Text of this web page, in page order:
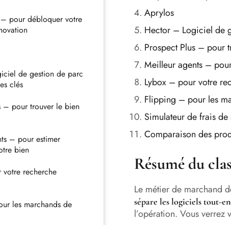
pour débloquer votre
de gestion de parc
clés
– pour trouver le bien
– pour estimer
bien
recherche
les marchands de
Aprylos
Hector – Logiciel de
Prospect Plus – pour
Meilleur agents –
Lybox – pour votre
Flipping – pour les
Simulateur de frais
Comparaison des
Résumé du
Le métier de marchand
sépare les logiciels tout-
l’opération. Vous